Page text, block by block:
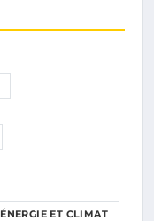
ÉNERGIE ET CLIMAT